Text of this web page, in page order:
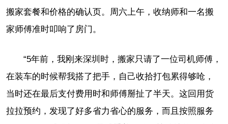
搬家套餐和价格的确认页。周六上午，收纳师和一名搬
家师傅准时叩响了房门。
“5年前，我刚来深圳时，搬家只请了一位司机师傅，
在装车的时候帮我搭了把手，自己收拾打包累得够呛，
当时还在最后支付费用时和师傅掰扯了半天。这回用货
拉拉预约，发现了好多省力省心的服务，而且按照服务